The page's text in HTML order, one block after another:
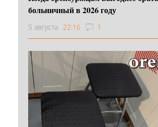
больничный в 2026 году
5 августа 22:16 1